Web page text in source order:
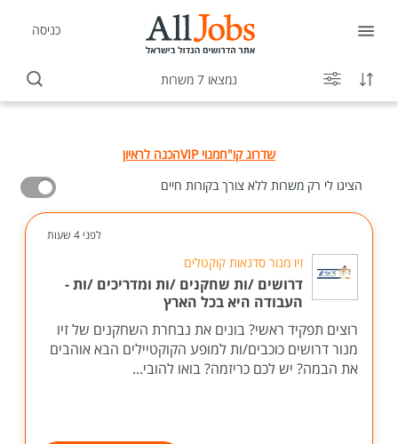
כניסה
נמצאו 7 משרות
שדרוג קו"חמנוי VIP
הכנה לראיון
הציגו לי רק משרות ללא צורך בקורות חיים
לפני 4 שעות
זיו מנור סדנאות קוקטלים
דרושים /ות שחקנים /ות ומדריכים /ות -
העבודה היא בכל הארץ
רוצים תפקיד ראשי? בונים את נבחרת השחקנים של זיו
מנור דרושים כוכבים/ות למופע הקוקטיילים הבא אוהבים
את הבמה? יש לכם כריזמה? בואו להובי...